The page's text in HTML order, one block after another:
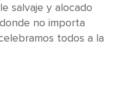
salvaje y alocado
no importa
todos a la